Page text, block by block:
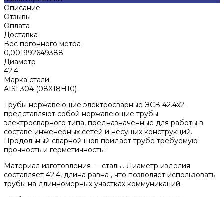
Описание
Отзывы
Оплата
Доставка
Вес погонного метра
0,001992649388
Диаметр
42.4
Марка стали
AISI 304 (08Х18Н10)
Трубы нержавеющие электросварные ЭСВ 42.4x2
представляют собой нержавеющие трубы
электросварного типа, предназначенные для работы в
составе инженерных сетей и несущих конструкций.
Продольный сварной шов придаёт трубе требуемую
прочность и герметичность.
Материал изготовления — сталь . Диаметр изделия
составляет 42.4, длина равна , что позволяет использовать
трубы на длинномерных участках коммуникаций.